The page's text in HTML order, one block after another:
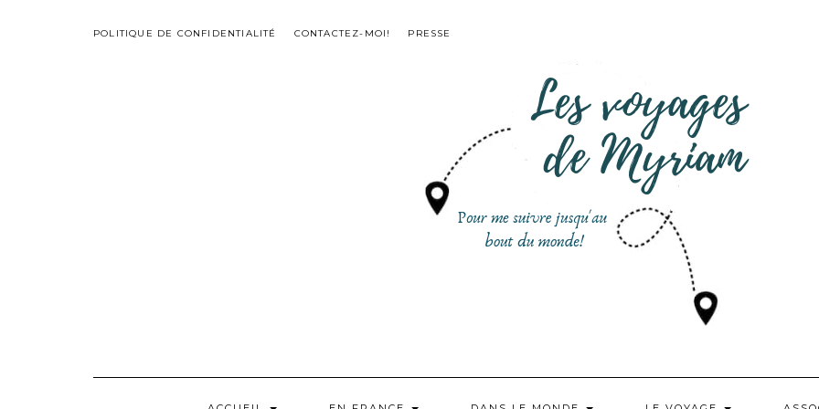
POLITIQUE DE CONFIDENTIALITÉ CONTACTEZ-MOI! PRESSE